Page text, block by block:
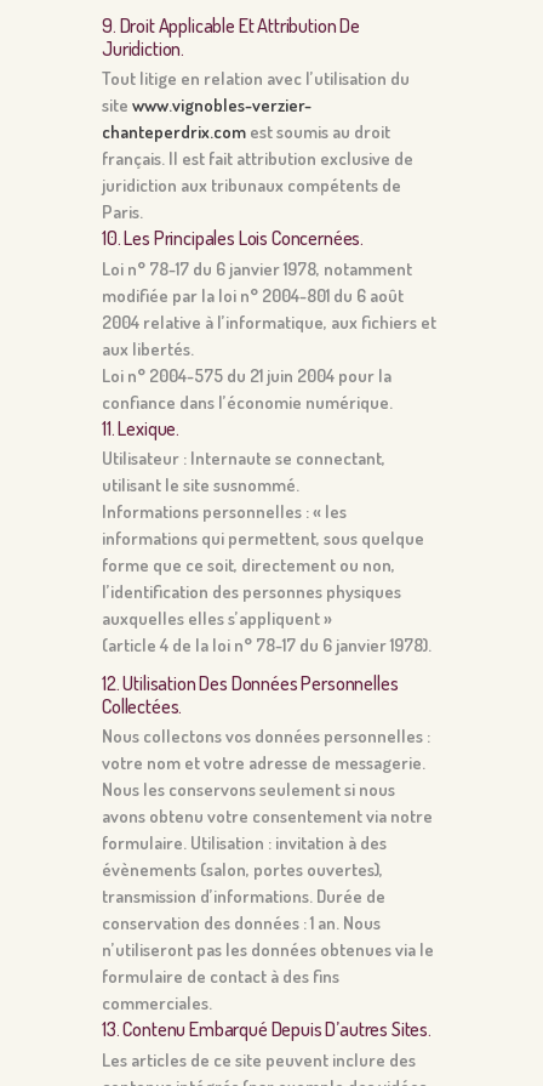
9. Droit Applicable Et Attribution De
Juridiction.
Tout litige en relation avec l’utilisation du
site www.vignobles-verzier-
chanteperdrix.com est soumis au droit
français. Il est fait attribution exclusive de
juridiction aux tribunaux compétents de
Paris.
10. Les Principales Lois Concernées.
Loi n° 78-17 du 6 janvier 1978, notamment
modifiée par la loi n° 2004-801 du 6 août
2004 relative à l’informatique, aux fichiers et
aux libertés.
Loi n° 2004-575 du 21 juin 2004 pour la
confiance dans l’économie numérique.
11. Lexique.
Utilisateur : Internaute se connectant,
utilisant le site susnommé.
Informations personnelles : « les
informations qui permettent, sous quelque
forme que ce soit, directement ou non,
l’identification des personnes physiques
auxquelles elles s’appliquent »
(article 4 de la loi n° 78-17 du 6 janvier 1978).
12. Utilisation Des Données Personnelles
Collectées.
Nous collectons vos données personnelles :
votre nom et votre adresse de messagerie.
Nous les conservons seulement si nous
avons obtenu votre consentement via notre
formulaire. Utilisation : invitation à des
évènements (salon, portes ouvertes),
transmission d’informations. Durée de
conservation des données : 1 an. Nous
n’utiliseront pas les données obtenues via le
formulaire de contact à des fins
commerciales.
13. Contenu Embarqué Depuis D’autres Sites.
Les articles de ce site peuvent inclure des